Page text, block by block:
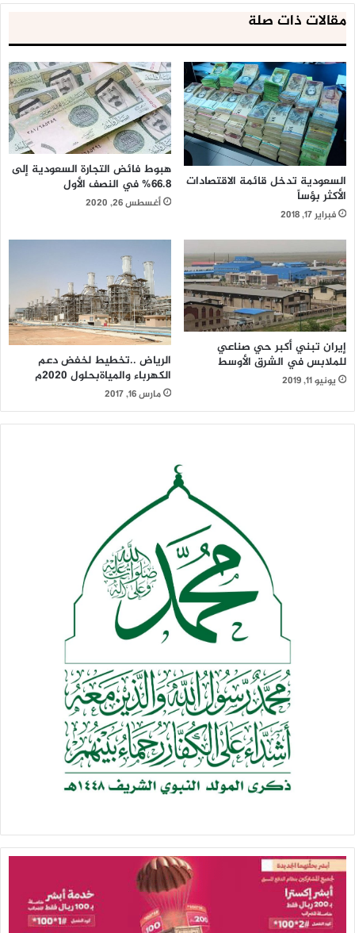
مقالات ذات صلة
السعودية تدخل قائمة الاقتصادات
الأكثر بؤساً
فبراير 17, 2018
هبوط فائض التجارة السعودية إلى
66.8% في النصف الأول
أغسطس 26, 2020
إيران تبني أكبر حي صناعي
للملابس في الشرق الأوسط
يونيو 11, 2019
الرياض ..تخطيط لخفض دعم
الكهرباء والمياةبحلول 2020م
مارس 16, 2017